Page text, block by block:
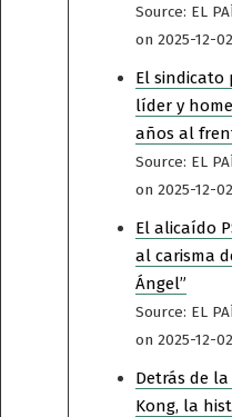
Source: EL
on 2025-12-02
El sindicato
líder y
años al
Source: EL
on 2025-12-02
El alicaído
al carisma
Ángel”
Source: EL
on 2025-12-02
Detrás de
Kong, la